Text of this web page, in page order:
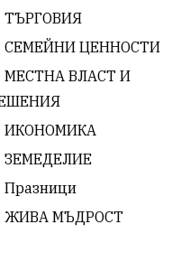
САЩ
Твърдица
Право
България2025
ТЪРГОВИЯ
СЕМЕЙНИ ЦЕННОСТИ
МЕСТНА ВЛАСТ И
ИКОНОМИКА
ЗЕМЕДЕЛИЕ
Празници
ЖИВА МЪДРОСТ